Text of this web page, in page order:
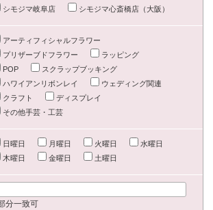
シモジマ岐阜店
シモジマ心斎橋店（大阪）
アーティフィシャルフラワー
プリザーブドフラワー
ラッピング
POP
スクラップブッキング
ハワイアンリボンレイ
ウェディング関連
クラフト
ディスプレイ
その他手芸・工芸
日曜日 月曜日 火曜日
水曜日
木曜日
金曜日 土曜日
分一致可